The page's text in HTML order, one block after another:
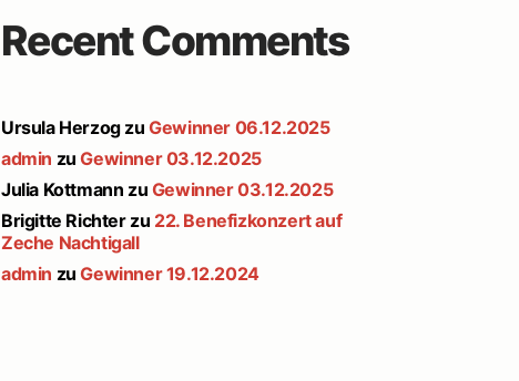
Recent Comments
Ursula HerzogzuGewinner 06.12.2025
admin zuGewinner 03.12.2025
Julia Kottmann zu Gewinner 03.12.2025
Brigitte Richterzu 22. Benefizkonzert auf
Zeche Nachtigall
admin zuGewinner 19.12.2024